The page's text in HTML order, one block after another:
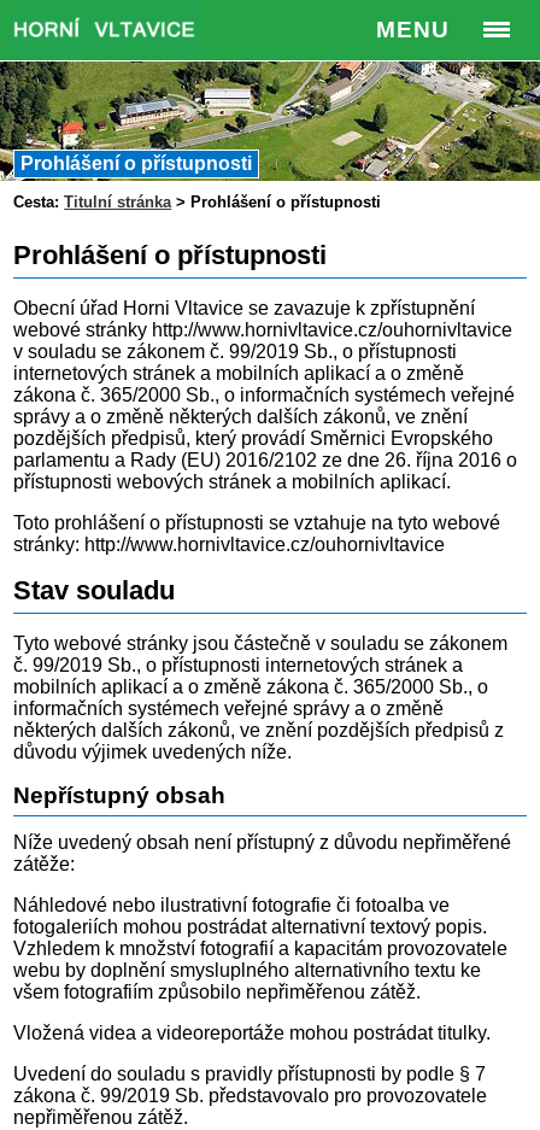
MENU
Prohlášení o přístupnosti
Cesta: Titulní stránka> Prohlášení o přístupnosti
Prohlášení o přístupnosti
Obecní úřad Horni Vltavice se zavazuje k zpřístupnění
webové stránky http://www.hornivltavice.cz/ouhornivltavice
v souladu se zákonem č. 99/2019 Sb., o přístupnosti
internetových stránek a mobilních aplikací a o změně
zákona č. 365/2000 Sb., o informačních systémech veřejné
správy a o změně některých dalších zákonů, ve znění
pozdějších předpisů, který provádí Směrnici Evropského
parlamentu a Rady (EU) 2016/2102 ze dne 26. října 2016 o
přístupnosti webových stránek a mobilních aplikací.
Toto prohlášení o přístupnosti se vztahuje na tyto webové
stránky: http://www.hornivltavice.cz/ouhornivltavice
Stav souladu
Tyto webové stránky jsou částečně v souladu se zákonem
č. 99/2019 Sb., o přístupnosti internetových stránek a
mobilních aplikací a o změně zákona č. 365/2000 Sb., o
informačních systémech veřejné správy a o změně
některých dalších zákonů, ve znění pozdějších předpisů z
důvodu výjimek uvedených níže.
Nepřístupný obsah
Níže uvedený obsah není přístupný z důvodu nepřiměřené
zátěže:
Náhledové nebo ilustrativní fotografie či fotoalba ve
fotogaleriích mohou postrádat alternativní textový popis.
Vzhledem k množství fotografií a kapacitám provozovatele
webu by doplnění smysluplného alternativního textu ke
všem fotografiím způsobilo nepřiměřenou zátěž.
Vložená videa a videoreportáže mohou postrádat titulky.
Uvedení do souladu s pravidly přístupnosti by podle § 7
zákona č. 99/2019 Sb. představovalo pro provozovatele
nepřiměřenou zátěž.